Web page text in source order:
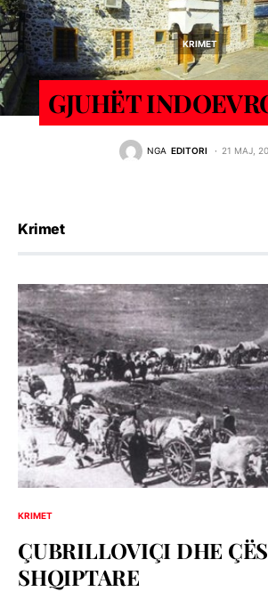
KRIMET
GJUHËT
NGA EDITORI 21 MAJ,
Krimet
KRIMET
ÇUBRILLOVIÇI DHE
SHQIPTARE